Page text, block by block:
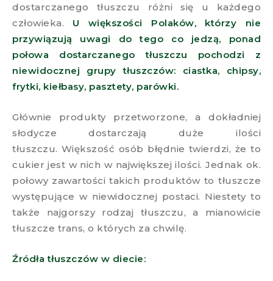
dostarczanego tłuszczu różni się u każdego
człowieka. U większości Polaków, którzy nie
przywiązują uwagi do tego co jedzą, ponad
połowa dostarczanego tłuszczu pochodzi z
niewidocznej grupy tłuszczów: ciastka, chipsy,
frytki, kiełbasy, pasztety, parówki.
Głównie produkty przetworzone, a dokładniej
słodycze dostarczają duże ilości
tłuszczu. Większość osób błędnie twierdzi, że to
cukier jest w nich w największej ilości. Jednak ok.
połowy zawartości takich produktów to tłuszcze
występujące w niewidocznej postaci. Niestety to
także najgorszy rodzaj tłuszczu, a mianowicie
tłuszcze trans, o których za chwilę.
Źródła tłuszczów w diecie: